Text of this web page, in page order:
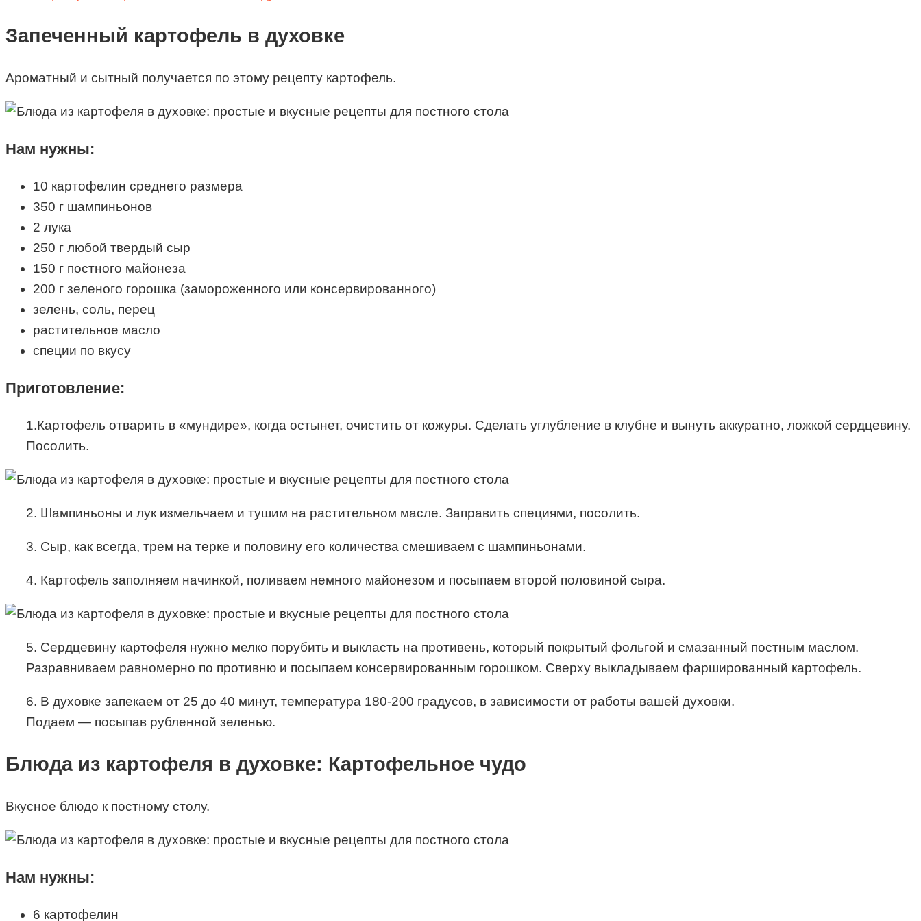
Запеченный картофель в духовке
Ароматный и сытный получается по этому рецепту картофель.
Нам нужны:
10 картофелин среднего размера
350 г шампиньонов
2 лука
250 г любой твердый сыр
150 г постного майонеза
200 г зеленого горошка (замороженного или консервированного)
зелень, соль, перец
растительное масло
специи по вкусу
Приготовление:
1.Картофель отварить в «мундире», когда остынет, очистить от кожуры. Сделать углубление в клубне и вынуть аккуратно, ложкой сердцевину.
Посолить.
2. Шампиньоны и лук измельчаем и тушим на растительном масле. Заправить специями, посолить.
3. Сыр, как всегда, трем на терке и половину его количества смешиваем с шампиньонами.
4. Картофель заполняем начинкой, поливаем немного майонезом и посыпаем второй половиной сыра.
5. Сердцевину картофеля нужно мелко порубить и выкласть на противень, который покрытый фольгой и смазанный постным маслом.
Разравниваем равномерно по противню и посыпаем консервированным горошком. Сверху выкладываем фаршированный картофель.
6. В духовке запекаем от 25 до 40 минут, температура 180-200 градусов, в зависимости от работы вашей духовки.
Подаем — посыпав рубленной зеленью.
Блюда из картофеля в духовке: Картофельное чудо
Вкусное блюдо к постному столу.
Нам нужны:
6 картофелин